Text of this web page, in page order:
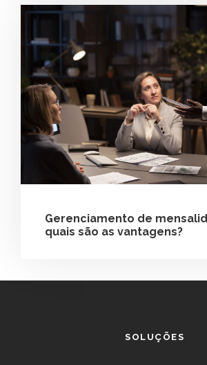
Gerenciamento de
quais são as vantagens?
SOLUÇÕES